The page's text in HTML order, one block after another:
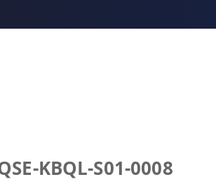
KBQL-S01-0008